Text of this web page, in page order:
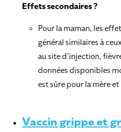
Effets secondaires ?
Pour la maman, les
général similaires à
au site d’injection,
données disponibles
est sûre pour la mère
Vaccin grippe et